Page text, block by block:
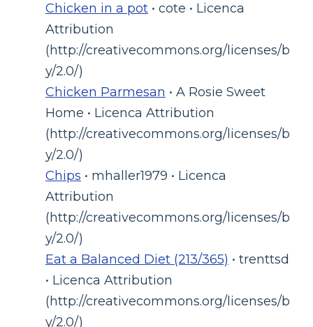
Chicken in a pot • cote • Licenca
Attribution
(http://creativecommons.org/licenses/b
y/2.0/)
Chicken Parmesan • A Rosie Sweet
Home • Licenca Attribution
(http://creativecommons.org/licenses/b
y/2.0/)
Chips • mhaller1979 • Licenca
Attribution
(http://creativecommons.org/licenses/b
y/2.0/)
Eat a Balanced Diet (213/365) • trenttsd
• Licenca Attribution
(http://creativecommons.org/licenses/b
y/2.0/)